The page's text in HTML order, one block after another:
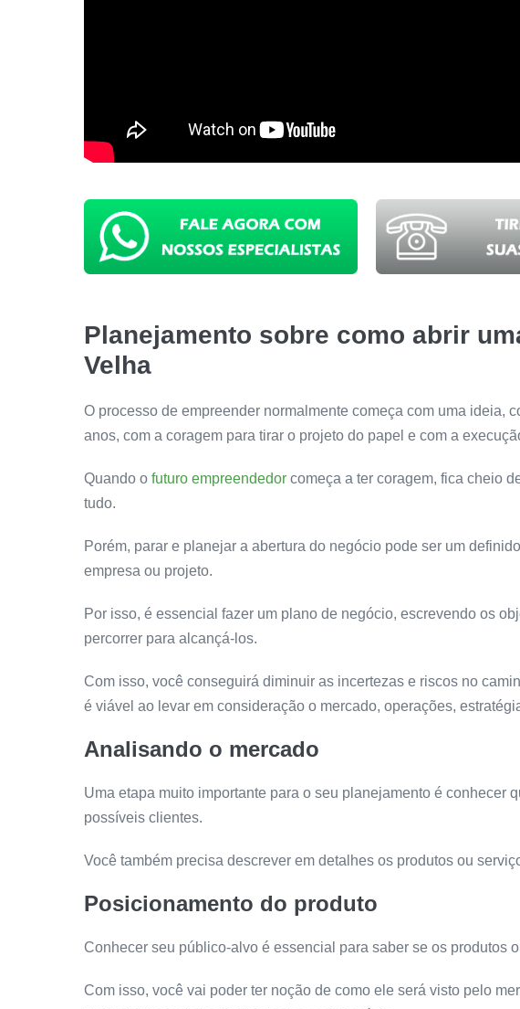
Planejamento sobre como abrir
Velha
O processo de empreender normalmente começa com uma ideia,
anos, com a coragem para tirar o projeto do papel e com a
Quando o futuro empreendedor começa a ter coragem, fica cheio
tudo.
Porém, parar e planejar a abertura do negócio pode ser um
empresa ou projeto.
Por isso, é essencial fazer um plano de negócio, escrevendo os
percorrer para alcançá-los.
Com isso, você conseguirá diminuir as incertezas e riscos no
é viável ao levar em consideração o mercado, operações,
Analisando o mercado
Uma etapa muito importante para o seu planejamento é conhecer
possíveis clientes.
Você também precisa descrever em detalhes os produtos ou
Posicionamento do produto
Conhecer seu público-alvo é essencial para saber se os produtos
Com isso, você vai poder ter noção de como ele será visto pelo